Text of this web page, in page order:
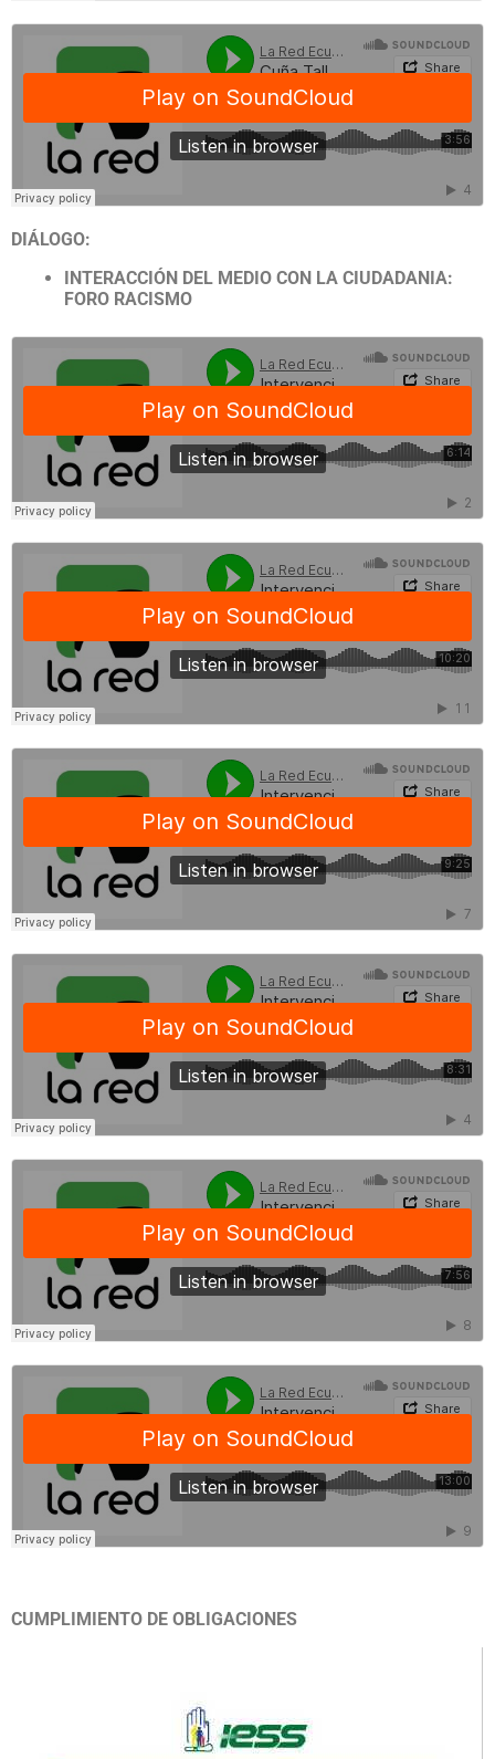
DIÁLOGO:
INTERACCIÓN DEL MEDIO CON LA CIUDADANIA:
FORO RACISMO
CUMPLIMIENTO DE OBLIGACIONES